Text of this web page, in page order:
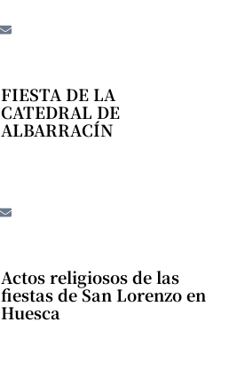
FIESTA DE LA
CATEDRAL DE
ALBARRACÍN
Actos religiosos de las
fiestas de San Lorenzo en
Huesca